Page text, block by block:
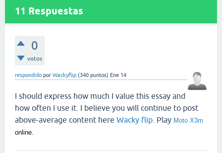
11 Respuestas
0
votos
respondido por Wackyflip (340 puntos) Ene 14
I should express how much I value this essay and
how often I use it. I believe you will continue to post
above-average content here Wacky flip . Play Moto X3m
online.